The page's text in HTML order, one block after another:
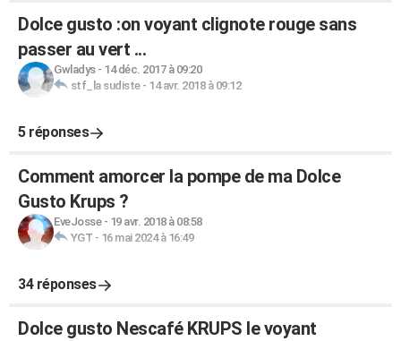
Dolce gusto :on voyant clignote rouge sans
passer au vert ...
Gwladys- 14 déc. 2017 à 09:20
stf_la sudiste- 14 avr. 2018 à 09:12
5 réponses
Comment amorcer la pompe de ma Dolce
Gusto Krups ?
EveJosse- 19 avr. 2018 à 08:58
YGT - 16 mai 2024 à 16:49
34 réponses
Dolce gusto Nescafé KRUPS le voyant